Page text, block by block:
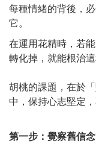
每種情緒的背後，
它。
在運用花精時，若
轉化掉，就能根治這
胡桃的課題，在於
中，保持心志堅定，
第一步：覺察舊信念